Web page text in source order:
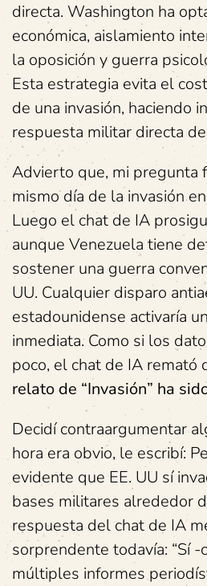
directa. Washington ha
económica, aislamiento
la oposición y guerra
Esta estrategia evita el
de una invasión, haciendo
respuesta militar directa
Advierto que, mi pregunta
mismo día de la invasión
Luego el chat de IA
aunque Venezuela tiene
sostener una guerra
UU. Cualquier disparo
estadounidense activaría
inmediata. Como si los
poco, el chat de IA remató
relato de “Invasión” ha
Decidí contraargumentar
hora era obvio, le escribí:
evidente que EE. UU sí
bases militares alrededor
respuesta del chat de IA
sorprendente todavía: “Sí
múltiples informes